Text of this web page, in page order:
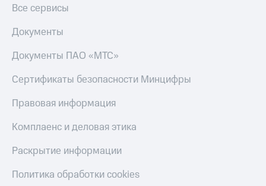
Все сервисы
Документы
Документы ПАО «МТС»
Сертификаты безопасности Минцифры
Правовая информация
Комплаенс и деловая этика
Раскрытие информации
Политика обработки cookies